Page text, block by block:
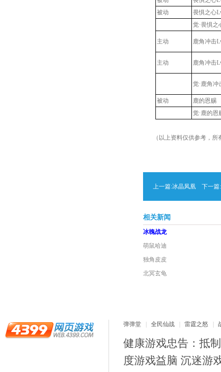
被动
畏惧之
觉·畏惧之
主动 鹿角冲击
主动 鹿角冲击
觉·鹿角冲
被动
鹿的恩赐
觉·鹿的恩
（以上资料仅供参考，
上一篇:冰晶凤凰 下一篇:
相关新闻
冰魄战龙
萌鼠哈迪
独角皮皮
北冥玄龟
弹弹堂 全民仙战 雷霆之怒
健康游戏忠告：抵
度游戏益脑 沉迷游